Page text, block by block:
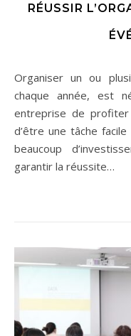
RÉUSSIR
Organiser un ou plusieurs événements professionnels,
chaque année, est
entreprise de profiter
d’être une tâche
beaucoup
garantir la réussite…